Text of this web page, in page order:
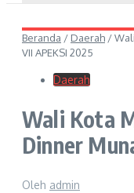
Beranda / Daerah /
VII APEKSI 2025
Daerah
Wali Kota
Dinner
Oleh admin